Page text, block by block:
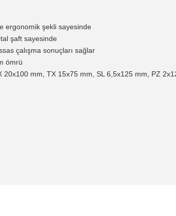
ergonomik şekli sayesinde
şaft sayesinde
çalışma sonuçları sağlar
ömrü
20x100 mm, TX 15x75 mm, SL 6,5x125 mm, PZ